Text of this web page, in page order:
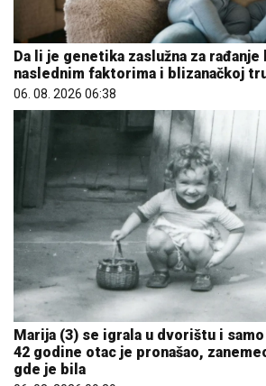
Da li je genetika zaslužna za
naslednim faktorima i blizanačkoj
06. 08. 2026 06:38
Marija (3) se igrala u dvorištu i
42 godine otac je pronašao,
gde je bila